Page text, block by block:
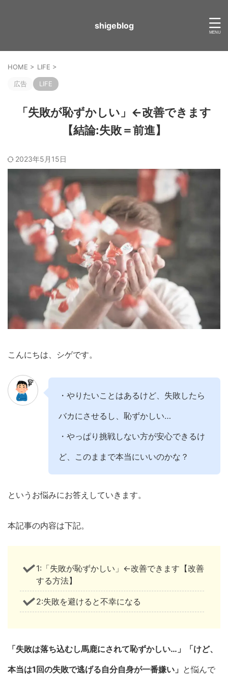
shigeblog
HOME > LIFE >
広告 LIFE
「失敗が恥ずかしい」←改善できます
【結論:失敗＝前進】
2023年5月15日
こんにちは、シゲです。
・やりたいことはあるけど、失敗したら
バカにさせるし、恥ずかしい…
・やっぱり挑戦しない方が安心できるけ
ど、このままで本当にいいのかな？
というお悩みにお答えしていきます。
本記事の内容は下記。
1:「失敗が恥ずかしい」←改善できます【改善
する方法】
2:失敗を避けると不幸になる
「失敗は落ち込むし馬鹿にされて恥ずかしい…」「けど、
本当は1回の失敗で逃げる自分自身が一番嫌い」 と悩んで